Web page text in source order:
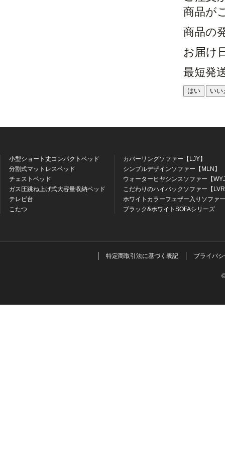
商品が
商品の
お届け
最短発
はい いい
小型ショート丈コンパクトベッド
分割式マットレスベッド
チェストベッド
ガス圧跳ね上げ式大容量収納ベッド
テレビ台
こたつ
カバーリングソファー【LJY】
シンプルデザインソファー【MLN】
ウォーターヒヤシンスソファー【
こだわりのハイバックソファー【
ホワイトカラーフェザー入りソファ
ブラック&ホワイトSOFAシリーズ
特定商取引法に基づく表記 プライバ